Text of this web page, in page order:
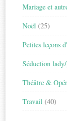
Mariage et
Noël (25)
Petites leçons
Séduction
Théâtre &
Travail (40)